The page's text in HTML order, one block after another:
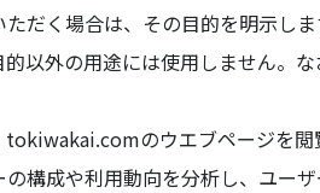
だく場合は、その目的を明示し
以外の用途には使用しません。
のウエブページを閲
構成や利用動向を分析し、ユー